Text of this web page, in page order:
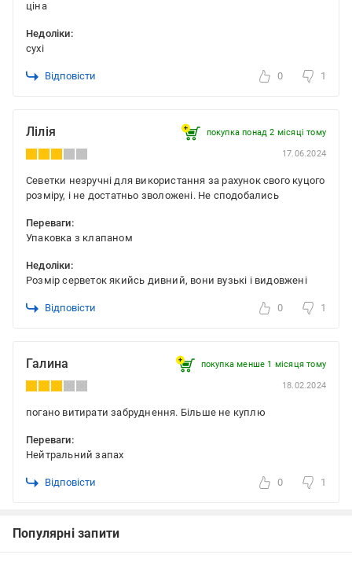
ціна
Недоліки:
сухі
Відповісти 0 1
Лілія покупка понад 2 місяці тому
17.06.2024
Севетки незручні для використання за рахунок свого куцого
розміру, і не достатньо зволожені. Не сподобались
Переваги:
Упаковка з клапаном
Недоліки:
Розмір серветок якийсь дивний, вони вузькі і видовжені
Відповісти 0 1
Галина покупка менше 1 місяця томy
18.02.2024
погано витирати забруднення. Більше не куплю
Переваги:
Нейтральний запах
Відповісти 0 1
Популярні запити